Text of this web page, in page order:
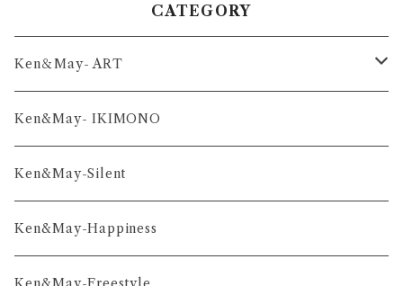
CATEGORY
Ken＆May- ART
舞-series
凛-series
雅-series
和-series
Ken&May- IKIMONO
Ken&May-Silent
Ken&May-Happiness